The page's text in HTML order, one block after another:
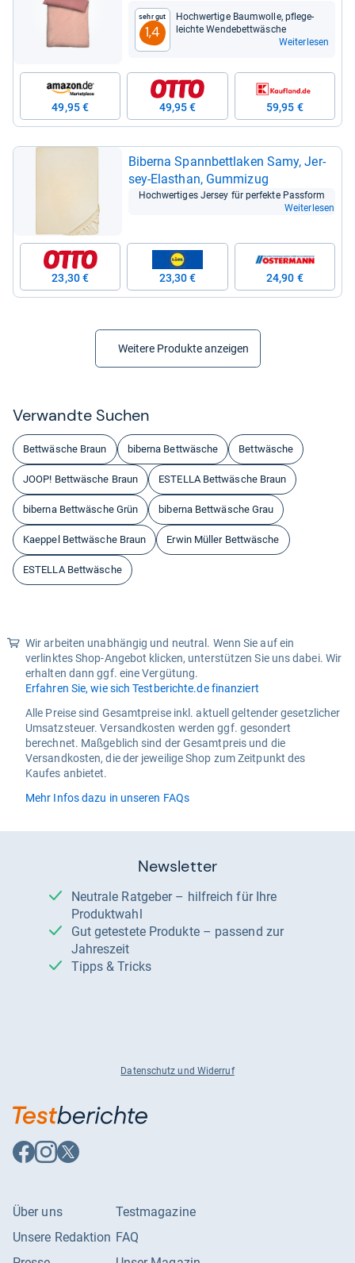
Sehr gut
1,4
Hoch­wer­tige Baum­wolle, pfle­ge­
leichte Wen­de­bett­wä­sche
Weiterlesen
49,95 € 49,95 € 59,95 €
Biberna Spann­bett­la­ken Samy, Jer­
sey-​Elasthan, Gum­mi­zug
Hoch­wer­ti­ges Jer­sey für per­fekte Pass­form
Weiterlesen
23,30 € 23,30 € 24,90 €
Weitere Produkte anzeigen
Ver­wandte Suchen
Bettwäsche Braun biberna Bettwäsche Bettwäsche
JOOP! Bettwäsche Braun ESTELLA Bettwäsche Braun
biberna Bettwäsche Grün biberna Bettwäsche Grau
Kaeppel Bettwäsche Braun Erwin Müller Bettwäsche
ESTELLA Bettwäsche
Wir arbeiten unabhängig und neutral. Wenn Sie auf ein
verlinktes Shop-Angebot klicken, unterstützen Sie uns dabei. Wir
erhalten dann ggf. eine Vergütung.
Erfahren Sie, wie sich Testberichte.de finanziert
Alle Preise sind Gesamtpreise inkl. aktuell geltender gesetzlicher
Umsatzsteuer. Versandkosten werden ggf. gesondert
berechnet. Maßgeblich sind der Gesamtpreis und die
Versandkosten, die der jeweilige Shop zum Zeitpunkt des
Kaufes anbietet.
Mehr Infos dazu in unseren FAQs
Newsletter
Neutrale Ratgeber – hilfreich für Ihre
Produktwahl
Gut getestete Produkte – passend zur
Jahreszeit
Tipps & Tricks
Datenschutz und Widerruf
Auf
Facebook
Auf
Instagram
Auf
X
Über uns
Unsere Redaktion
Testmagazine
FAQ